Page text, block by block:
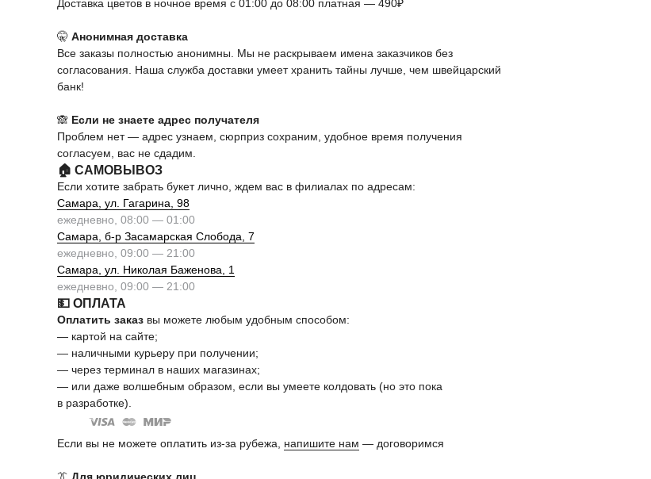
Доставка цветов в ночное время с 01:00 до 08:00 платная — 490₽
🤫 Анонимная доставка
Все заказы полностью анонимны. Мы не раскрываем имена заказчиков без
согласования. Наша служба доставки умеет хранить тайны лучше, чем швейцарский
банк!
🙈 Если не знаете адрес получателя
Проблем нет — адрес узнаем, сюрприз сохраним, удобное время получения
согласуем, вас не сдадим.
🏠 САМОВЫВОЗ
Если хотите забрать букет лично, ждем вас в филиалах по адресам:
Самара, ул. Гагарина, 98
ежедневно, 08:00 — 01:00
Самара, б-р Засамарская Слобода, 7
ежедневно, 09:00 — 21:00
Самара, ул. Николая Баженова, 1
ежедневно, 09:00 — 21:00
💵 ОПЛАТА
Оплатить заказ вы можете любым удобным способом:
— картой на сайте;
— наличными курьеру при получении;
— через терминал в наших магазинах;
— или даже волшебным образом, если вы умеете колдовать (но это пока
в разработке).
Если вы не можете оплатить из-за рубежа, напишите нам — договоримся